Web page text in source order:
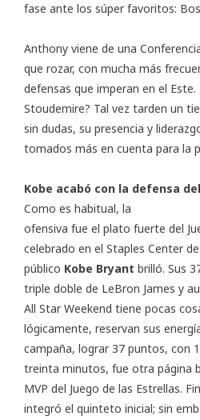
fase ante los súper favoritos:
Anthony viene de una
que rozar, con mucha más
defensas que imperan en el
Stoudemire? Tal vez tarden un
sin dudas, su presencia y
tomados más en cuenta para la
Kobe acabó con la defensa
Como es habitual, la
ofensiva fue el plato fuerte del
celebrado en el Staples Center
público Kobe Bryant brilló. Sus
triple doble de LeBron James y
All Star Weekend tiene pocas
lógicamente, reservan sus
campaña, lograr 37 puntos, con
treinta minutos, fue otra página
MVP del Juego de las Estrellas.
integró el quinteto inicial; sin